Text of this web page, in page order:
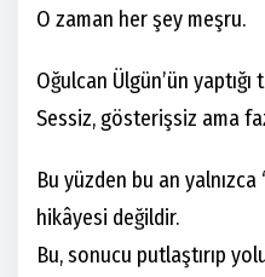
O zaman her şey meşru.
Oğulcan Ülgün’ün
Sessiz, gösterişsiz ama
Bu yüzden bu an
hikâyesi değildir.
Bu, sonucu putlaştırıp